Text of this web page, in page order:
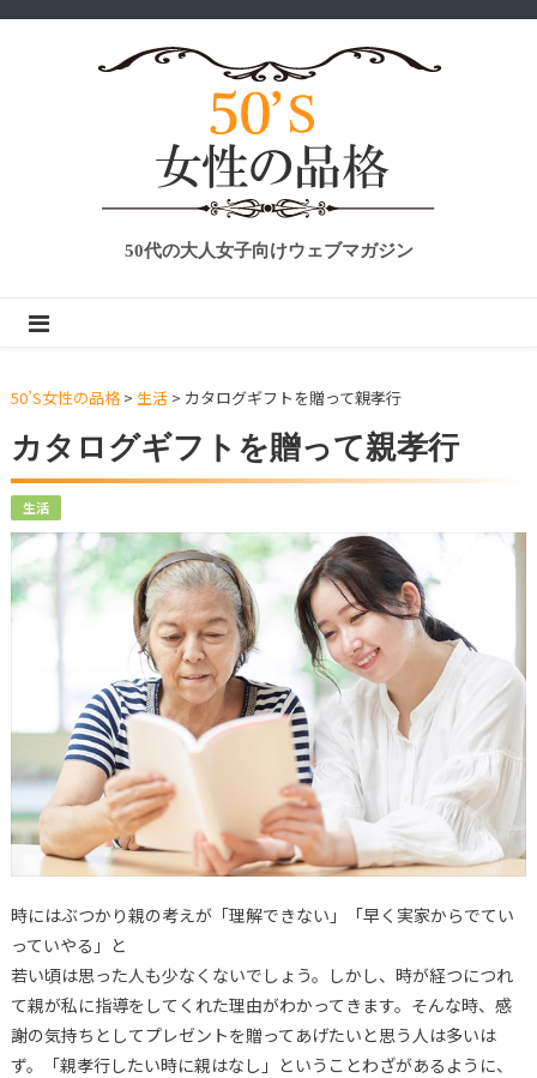
50代の大人女子向けウェブマガジン
50’S女性の品格> 生活> カタログギフトを贈って親孝行
カタログギフトを贈って親孝行
生活
時にはぶつかり親の考えが「理解できない」「早く実家からでてい
っていやる」と
若い頃は思った人も少なくないでしょう。しかし、時が経つにつれ
て親が私に指導をしてくれた理由がわかってきます。そんな時、感
謝の気持ちとしてプレゼントを贈ってあげたいと思う人は多いは
ず。「親孝行したい時に親はなし」ということわざがあるように、